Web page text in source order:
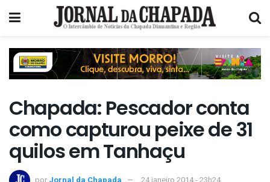
Chapada: Pescador conta
como capturou peixe de 31
quilos em Tanhaçu